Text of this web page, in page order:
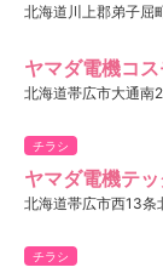
北海道川上郡弟子屈
ヤマダ電機コ
北海道帯広市大通南
チラシ
ヤマダ電機テ
北海道帯広市西13
チラシ